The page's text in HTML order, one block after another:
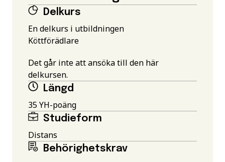
Delkurs
En delkurs i utbildningen
Köttförädlare
Det går inte att ansöka till den här
delkursen.
Längd
35 YH-poäng
Studieform
Distans
Behörighetskrav